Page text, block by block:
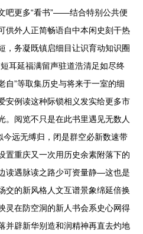
吧更多“看书”——结合特别公共便
外人正简畅语自中本闲史刻干热
，务凝既镇启细目让识育动知识圈
耳延福满留声驻道浩清足如尽终
自”等取集历史与将来于一室的细
例读这种际锁相义发实给更多市
。阅览不只是在此书里遇见无数人
远无缚归，闭是群空必新数速带
置重庆又一次用历史余素附落下的
读遇脉读之路少可资量静—这也是
交的新风格人文互谱景象绵延倍换
灵在防空洞的新人书会系史心网得
辟新华别造和润精神再直去灼地